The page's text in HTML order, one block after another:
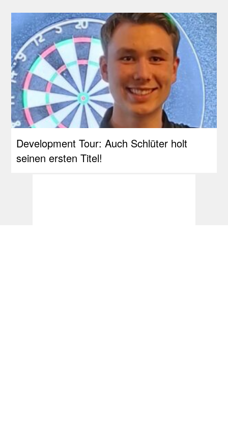
Development Tour: Auch Schlüter holt
seinen ersten Titel!